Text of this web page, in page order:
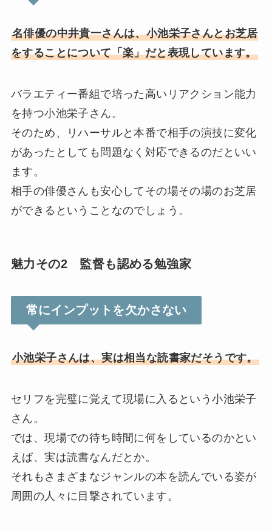
名俳優の中井貴一さんは、小池栄子さんとお芝居
をすることについて「楽」だと表現しています。
バラエティー番組で培った高いリアクション能力
を持つ小池栄子さん。
そのため、リハーサルと本番で相手の演技に変化
があったとしても問題なく対応できるのだといい
ます。
相手の俳優さんも安心してその場その場のお芝居
ができるということなのでしょう。
魅力その2 監督も認める勉強家
常にインプットを欠かさない
小池栄子さんは、実は相当な読書家だそうです。
セリフを完璧に覚えて現場に入るという小池栄子
さん。
では、現場での待ち時間に何をしているのかとい
えば、実は読書なんだとか。
それもさまざまなジャンルの本を読んでいる姿が
周囲の人々に目撃されています。